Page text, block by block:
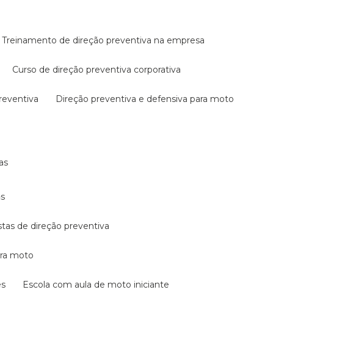
treinamento de direção preventiva na empresa
curso de direção preventiva corporativa
direção preventiva e defensiva para moto
de direção preventiva
moto
escola com aula de moto iniciante